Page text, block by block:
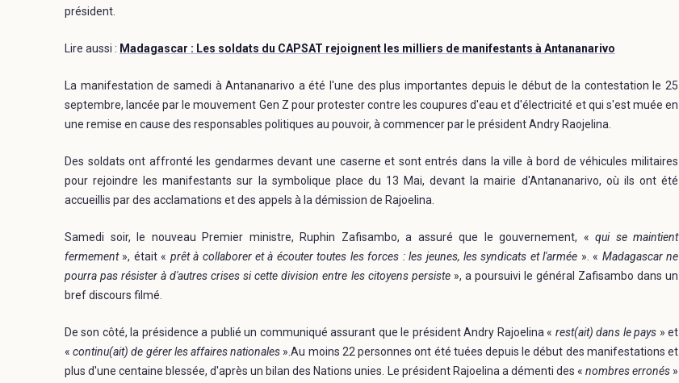
président.
Lire aussi : Madagascar : Les soldats du CAPSAT rejoignent les milliers de manifestants à Antananarivo
La manifestation de samedi à Antananarivo a été l'une des plus importantes depuis le début de la contestation le 25
septembre, lancée par le mouvement Gen Z pour protester contre les coupures d'eau et d'électricité et qui s'est muée en
une remise en cause des responsables politiques au pouvoir, à commencer par le président Andry Raojelina.
Des soldats ont affronté les gendarmes devant une caserne et sont entrés dans la ville à bord de véhicules militaires
pour rejoindre les manifestants sur la symbolique place du 13 Mai, devant la mairie d'Antananarivo, où ils ont été
accueillis par des acclamations et des appels à la démission de Rajoelina.
Samedi soir, le nouveau Premier ministre, Ruphin Zafisambo, a assuré que le gouvernement, « qui se maintient
fermement», était « prêt à collaborer et à écouter toutes les forces : les jeunes, les syndicats et l'armée ». « Madagascar ne
pourra pas résister à d'autres crises si cette division entre les citoyens persiste», a poursuivi le général Zafisambo dans un
bref discours filmé.
De son côté, la présidence a publié un communiqué assurant que le président Andry Rajoelina « rest(ait) dans le pays » et
«continu(ait) de gérer les affaires nationales ».Au moins 22 personnes ont été tuées depuis le début des manifestations et
plus d'une centaine blessée, d'après un bilan des Nations unies. Le président Rajoelina a démenti des « nombres erronés»